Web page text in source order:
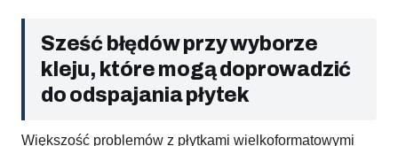
Sześć błędów przy wyborze
kleju, które mogą doprowadzić
do odspajania płytek
Większość problemów z płytkami wielkoformatowymi